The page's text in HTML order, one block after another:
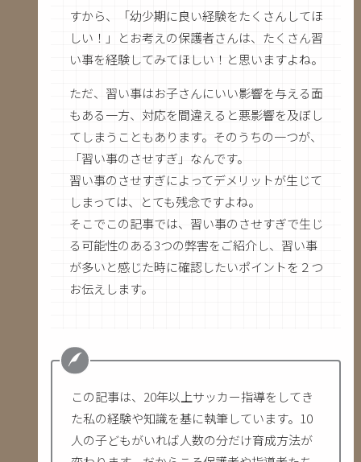
すから、「幼少期に良い経験をたくさんしてほ
しい！」とお考えの保護者さんは、たくさん習
い事を経験してみてほしい！と思いますよね。
ただ、習い事はお子さんにいい影響を与える面
もある一方、対応を間違えると悪影響を及ぼし
てしまうこともあります。そのうちの一つが、
「習い事のさせすぎ」なんです。
習い事のさせすぎによってデメリットが生じて
しまっては、とても残念ですよね。
そこでこの記事では、習い事のさせすぎで生じ
る可能性のある3つの弊害をご紹介し、習い事
が多いと感じた時に確認したいポイントを２つ
お伝えします。
この記事は、20年以上サッカー指導をしてき
た私の経験や知識を基に執筆しています。10
人の子どもがいれば人数の分だけ育成方法が